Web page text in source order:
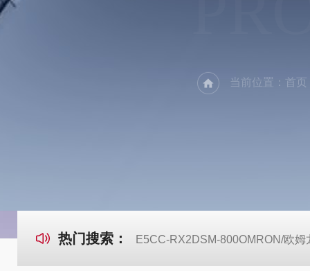
当前位置： 首页
热门搜索： E5CC-RX2DSM-800OMRON/欧